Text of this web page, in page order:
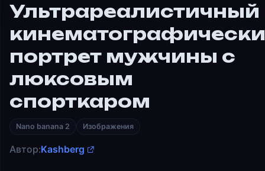
Ультрареалистичный
портрет мужчины с
люксовым
спорткаром
Nano banana 2 Изображения
Автор:Kashberg